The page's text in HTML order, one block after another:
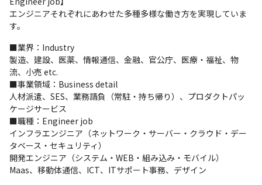
エンジニアそれぞれにあわせた多種多様な働き方を実現していま
す。
■業界：Industry
製造、建設、医薬、情報通信、金融、官公庁、医療・福祉、物
流、小売 etc.
■事業領域：Business detail
人材派遣、SES、業務請負（常駐・持ち帰り）、プロダクトパッ
ケージサービス
■職種：Engineer job
インフラエンジニア（ネットワーク・サーバー・クラウド・デー
タベース・セキュリティ）
開発エンジニア（システム・WEB・組み込み・モバイル）
Maas、移動体通信、ICT、ITサポート事務、デザイン